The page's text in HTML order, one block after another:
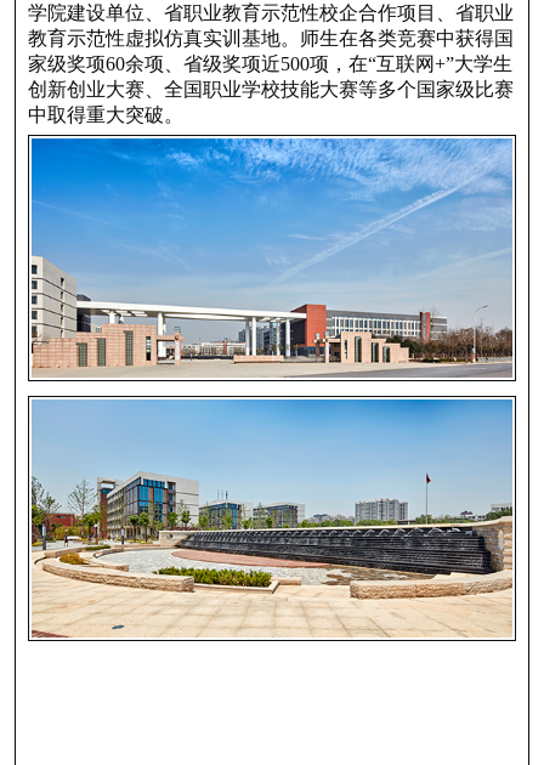
学院建设单位、省职业教育示范性校企合作项目、省职业
教育示范性虚拟仿真实训基地。师生在各类竞赛中获得国
家级奖项60余项、省级奖项近500项，在“互联网+”大学生
创新创业大赛、全国职业学校技能大赛等多个国家级比赛
中取得重大突破。